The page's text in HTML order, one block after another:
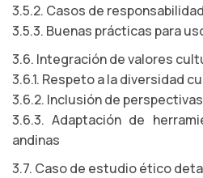
3.5.2. Casos de
3.5.3. Buenas prácticas para
3.6. Integración de valores
3.6.1. Respeto a la diversidad
3.6.2. Inclusión de
3.6.3. Adaptación de
andinas
3.7. Caso de estudio ético